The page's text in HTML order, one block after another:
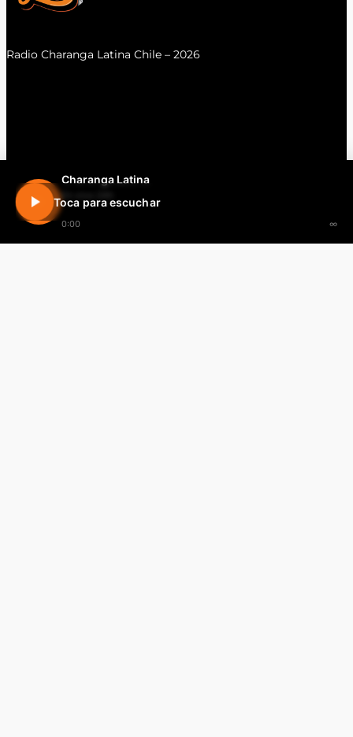
Charanga Latina
En vivo 24h
0:00 ∞
Toca para escuchar
Radio Charanga Latina Chile – 2026